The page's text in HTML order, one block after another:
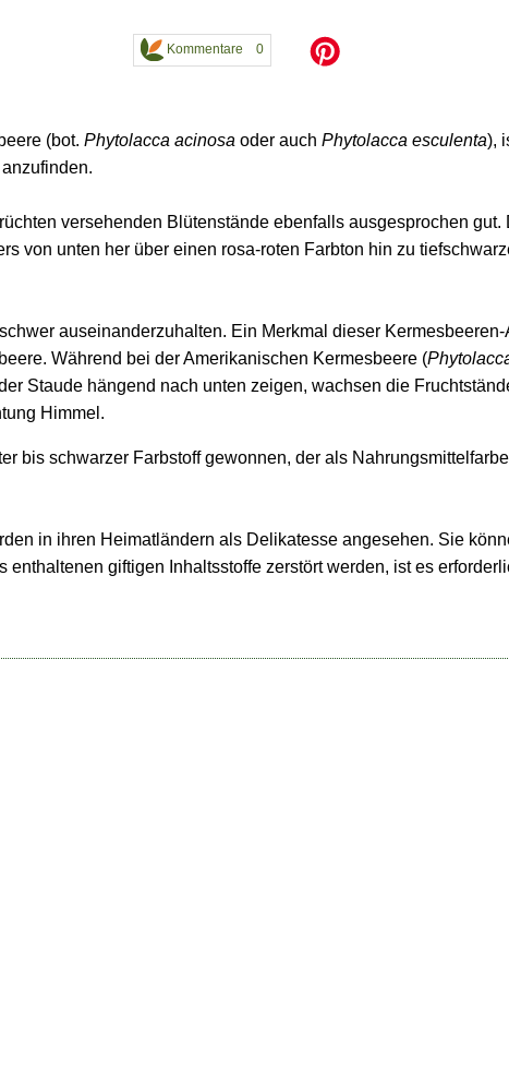
Kommentare 0
(bot. Phytolacca acinosa oder auch Phytolacca esculenta),
versehenden Blütenstände ebenfalls ausgesprochen gut.
von unten her über einen rosa-roten Farbton hin zu
auseinanderzuhalten. Ein Merkmal dieser Kermesbeeren-
Während bei der Amerikanischen Kermesbeere (
Staude hängend nach unten zeigen, wachsen die
Himmel.
bis schwarzer Farbstoff gewonnen, der als
in ihren Heimatländern als Delikatesse angesehen. Sie
giftigen Inhaltsstoffe zerstört werden, ist es